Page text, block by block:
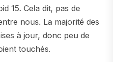
15. Cela dit, pas de
nous. La majorité des
à jour, donc peu de
touchés.